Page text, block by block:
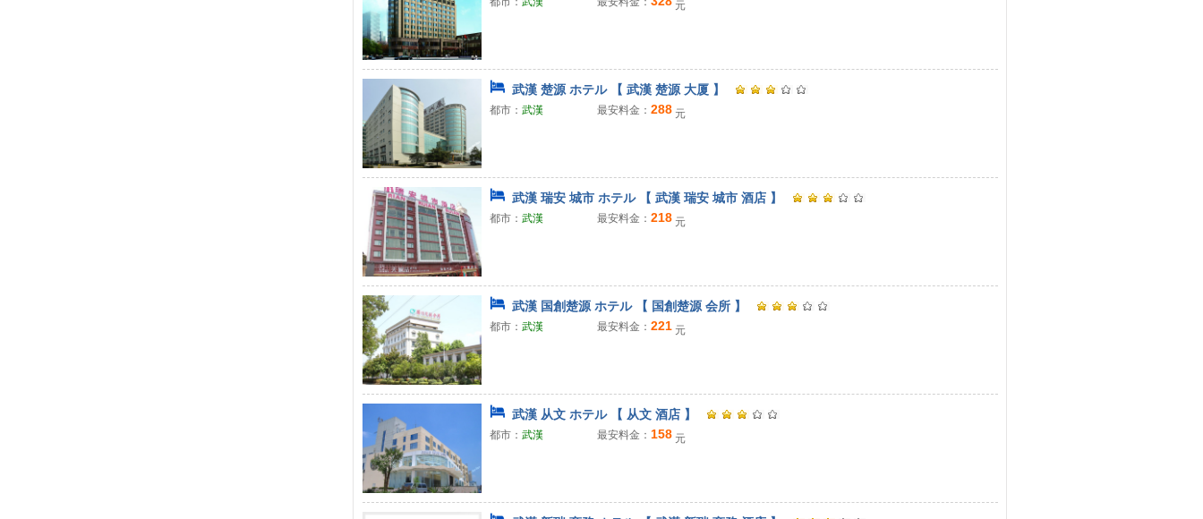
元
武漢 楚源 ホテル 【 武漢 楚源 大厦 】
都市： 武漢 最安料金： 288 元
武漢 瑞安 城市 ホテル 【 武漢 瑞安 城市 酒店 】
都市： 武漢 最安料金： 218 元
武漢 国創楚源 ホテル 【 国創楚源 会所 】
都市： 武漢 最安料金： 221 元
武漢 从文 ホテル 【 从文 酒店 】
都市： 武漢 最安料金： 158 元